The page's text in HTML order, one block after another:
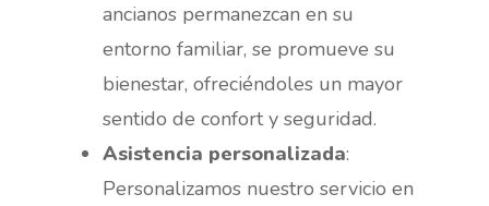
ancianos permanezcan en su
entorno familiar, se promueve su
bienestar, ofreciéndoles un mayor
sentido de confort y seguridad.
Asistencia personalizada:
Personalizamos nuestro servicio en